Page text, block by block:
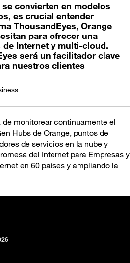
convierten en modelos
es crucial entender
ThousandEyes, Orange
para ofrecer una
Internet y multi-cloud.
será un facilitador clave
nuestros clientes
de monitorear continuamente el
Hubs de Orange, puntos de
de servicios en la nube y
del Internet para Empresas y
en 60 países y ampliando la